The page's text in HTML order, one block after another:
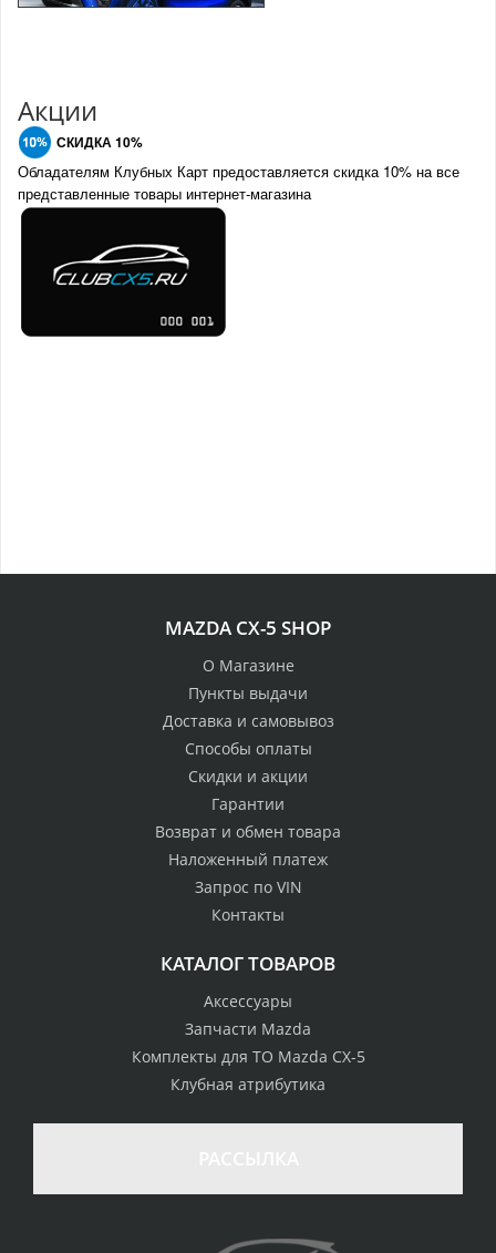
стоимости
товаром
Гарантия качества
Профессиональная
Акции
СКИДКА 10%
Обладателям Клубных Карт предоставляется скидка 10% на все
представленные товары интернет-магазина
MAZDA CX-5 SHOP
О Магазине
Пункты выдачи
Доставка и самовывоз
Способы оплаты
Скидки и акции
Гарантии
Возврат и обмен товара
Наложенный платеж
Запрос по VIN
Контакты
КАТАЛОГ ТОВАРОВ
Аксессуары
Запчасти Mazda
Комплекты для ТО Mazda CX-5
Клубная атрибутика